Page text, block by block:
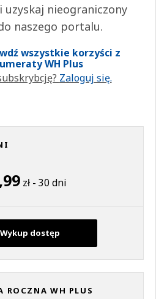
uzyskaj nieograniczony
naszego portalu.
wszystkie korzyści z
WH Plus
Zaloguj się.
zł - 30 dni
Wykup dostęp
ROCZNA WH PLUS